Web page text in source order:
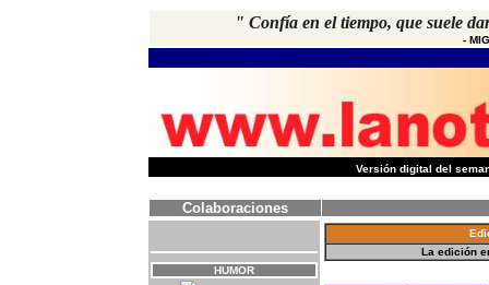
" Confía en el tiempo, que suele
-
Versión digital del
Colaboraciones
HUMOR
La edición